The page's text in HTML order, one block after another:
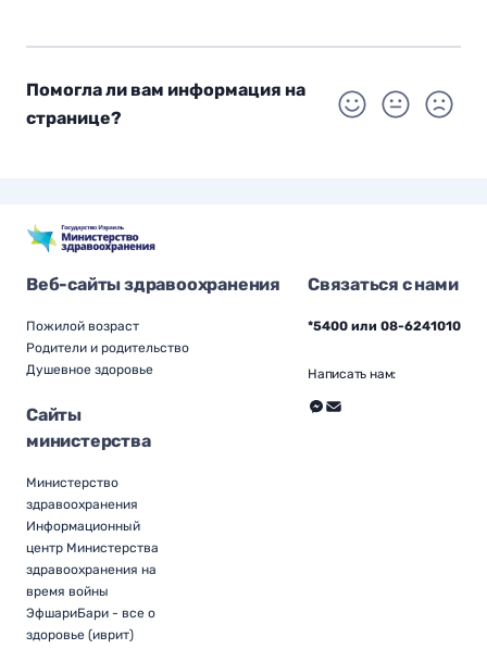
Помогла ли вам информация на
странице?
Веб-сайты здравоохранения
Пожилой возраст
Родители и родительство
Душевное здоровье
Сайты
министерства
Министерство
здравоохранения
Информационный
центр Министерства
здравоохранения на
время войны
ЭфшариБари - все о
здоровье (иврит)
Связаться с нами
*5400 или 08-6241010
Написать нам: